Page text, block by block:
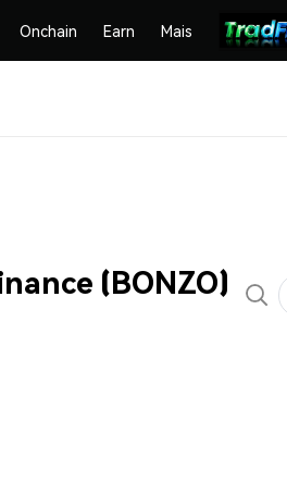
Onchain Earn Mais
(BONZO)